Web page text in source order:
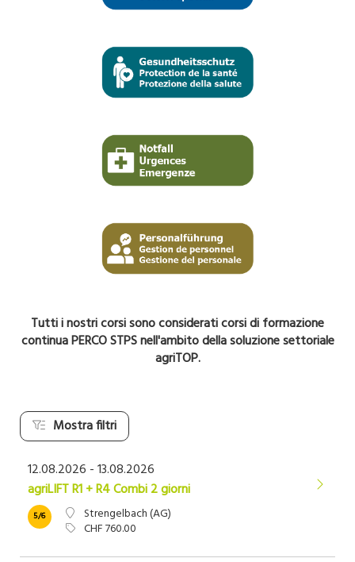
Tutti i nostri corsi sono considerati corsi di formazione
continua PERCO STPS nell'ambito della soluzione settoriale
agriTOP.
Mostra filtri
12.08.2026 - 13.08.2026
agriLIFT R1 + R4 Combi 2 giorni
Strengelbach (AG)
CHF 760.00
5/6